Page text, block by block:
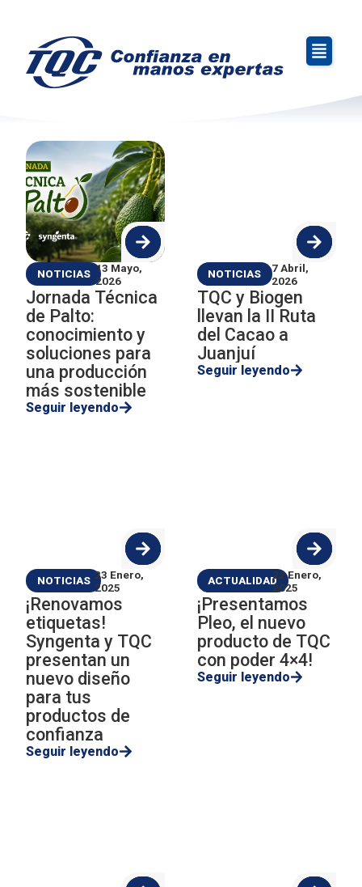
NOTICIAS 13 Mayo,
2026
Jornada Técnica
de Palto:
conocimiento y
soluciones para
una producción
más sostenible
Seguir leyendo
NOTICIAS
7 Abril,
2026
TQC y Biogen
llevan la II Ruta
del Cacao a
Juanjuí
Seguir leyendo
NOTICIAS 23 Enero,
2025
¡Renovamos
etiquetas!
Syngenta y TQC
presentan un
nuevo diseño
para tus
productos de
confianza
Seguir leyendo
ACTUALIDAD22 Enero,
2025
¡Presentamos
Pleo, el nuevo
producto de TQC
con poder 4×4!
Seguir leyendo